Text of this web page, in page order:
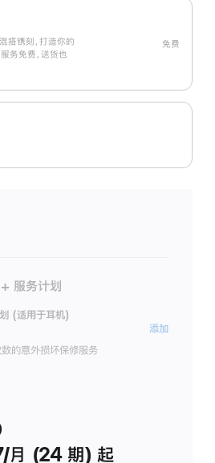
搭镌刻，打造你的
务免费，送货也
免费
服务计划
(适用于耳机)
的意外损坏保修服务
添加
月 (24 期) 起